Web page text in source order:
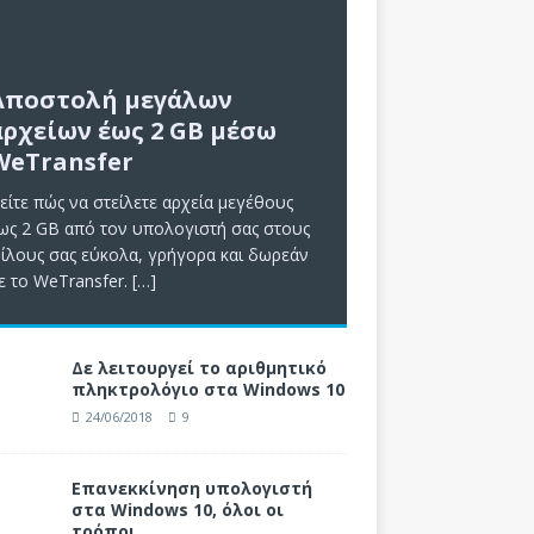
μεγάλων
έως 2 GB μέσω
πώς να στείλετε αρχεία μεγέθους
2 GB από τον υπολογιστή σας στους
σας εύκολα, γρήγορα και δωρεάν
το WeTransfer. […]
Δε λειτουργεί το αριθμητικό
πληκτρολόγιο στα Windows 10
24/06/2018 9
Επανεκκίνηση υπολογιστή
στα Windows 10, όλοι οι